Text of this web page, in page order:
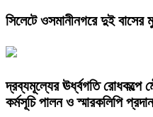
সিলেটে ওসমানীনগরে দুই বাসের
দ্রব্যমূল্যের ঊর্ধ্বগতি রোধকল্পে
কর্মসূচি পালন ও স্মারকলিপি প্রদান